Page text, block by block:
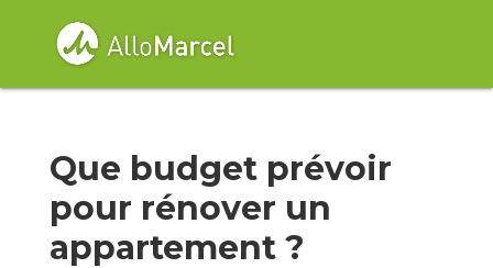
Que budget prévoir
pour rénover un
appartement ?